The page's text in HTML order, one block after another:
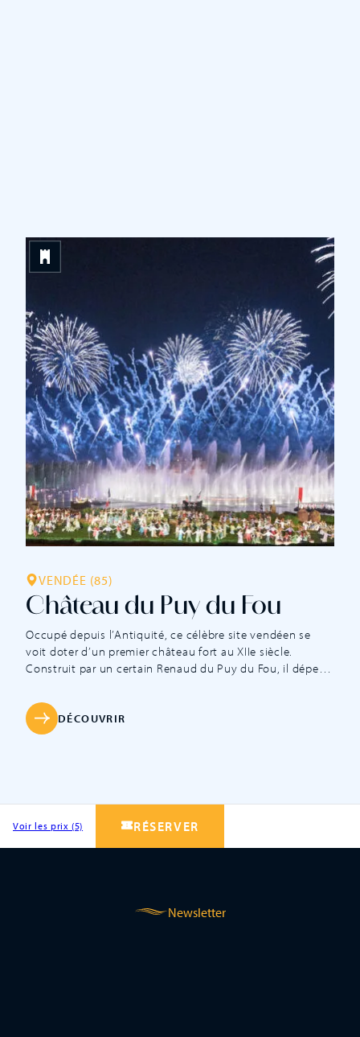
VENDÉE (85)
Château du Puy du Fou
Occupé depuis l’Antiquité, ce célèbre site vendéen se
voit doter d’un premier château fort au XIIe siècle.
Construit par un certain Renaud du Puy du Fou, il dépend
Anglais dès le début de la Guerre de Cent Ans. Pour
combattre aux côtés du roi […]
DÉCOUVRIR
Voir les prix (5) RÉSERVER
Newsletter